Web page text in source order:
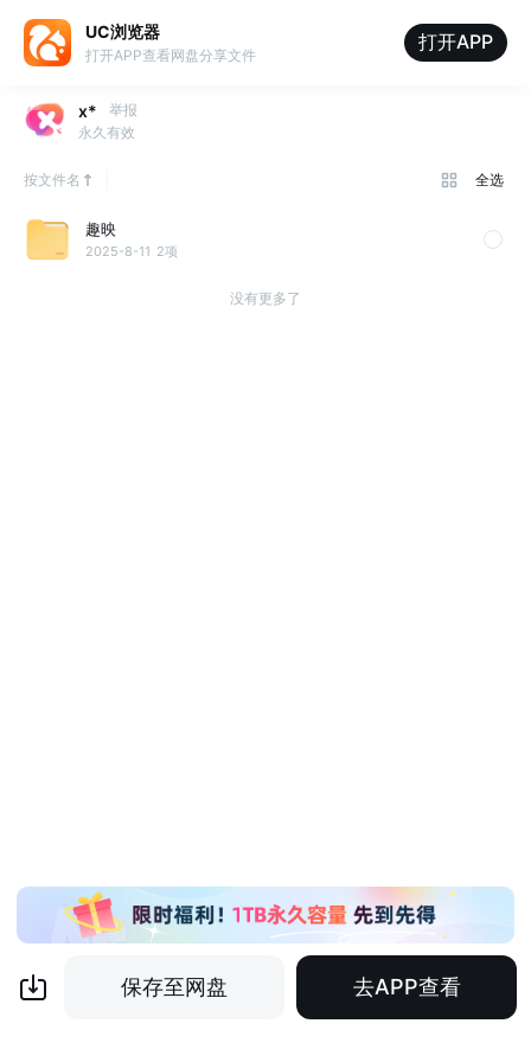
UC浏览器
打开APP查看网盘分享文件
打开APP
x*
举报
永久有效
按文件名 全选
趣映
2025-8-11 2项
没有更多了
保存至网盘 去APP查看